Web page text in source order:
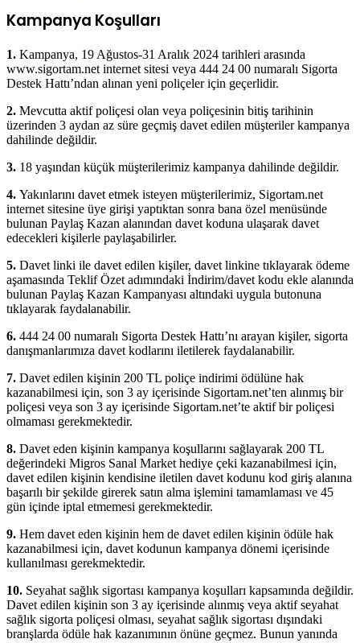
Kampanya Koşulları
1. Kampanya, 19 Ağustos-31 Aralık 2024 tarihleri arasında
www.sigortam.net internet sitesi veya 444 24 00 numaralı Sigorta
Destek Hattı’ndan alınan yeni poliçeler için geçerlidir.
2. Mevcutta aktif poliçesi olan veya poliçesinin bitiş tarihinin
üzerinden 3 aydan az süre geçmiş davet edilen müşteriler kampanya
dahilinde değildir.
3. 18 yaşından küçük müşterilerimiz kampanya dahilinde değildir.
4. Yakınlarını davet etmek isteyen müşterilerimiz, Sigortam.net
internet sitesine üye girişi yaptıktan sonra bana özel menüsünde
bulunan Paylaş Kazan alanından davet koduna ulaşarak davet
edecekleri kişilerle paylaşabilirler.
5. Davet linki ile davet edilen kişiler, davet linkine tıklayarak ödeme
aşamasında Teklif Özet adımındaki İndirim/davet kodu ekle alanında
bulunan Paylaş Kazan Kampanyası altındaki uygula butonuna
tıklayarak faydalanabilir.
6. 444 24 00 numaralı Sigorta Destek Hattı’nı arayan kişiler, sigorta
danışmanlarımıza davet kodlarını iletilerek faydalanabilir.
7. Davet edilen kişinin 200 TL poliçe indirimi ödülüne hak
kazanabilmesi için, son 3 ay içerisinde Sigortam.net’ten alınmış bir
poliçesi veya son 3 ay içerisinde Sigortam.net’te aktif bir poliçesi
olmaması gerekmektedir.
8. Davet eden kişinin kampanya koşullarını sağlayarak 200 TL
değerindeki Migros Sanal Market hediye çeki kazanabilmesi için,
davet edilen kişinin kendisine iletilen davet kodunu kod giriş alanına
başarılı bir şekilde girerek satın alma işlemini tamamlaması ve 45
gün içinde iptal etmemesi gerekmektedir.
9. Hem davet eden kişinin hem de davet edilen kişinin ödüle hak
kazanabilmesi için, davet kodunun kampanya dönemi içerisinde
kullanılması gerekmektedir.
10. Seyahat sağlık sigortası kampanya koşulları kapsamında değildir.
Davet edilen kişinin son 3 ay içerisinde alınmış veya aktif seyahat
sağlık sigorta poliçesi olması, seyahat sağlık sigortası dışındaki
branşlarda ödüle hak kazanımının önüne geçmez. Bunun yanında